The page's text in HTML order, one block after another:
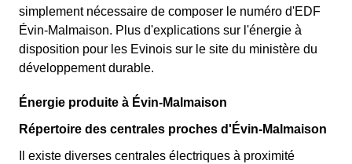
simplement nécessaire de composer le numéro d'EDF
Évin-Malmaison. Plus d'explications sur l'énergie à
disposition pour les Evinois sur le site du ministère du
développement durable.
Énergie produite à Évin-Malmaison
Répertoire des centrales proches d'Évin-Malmaison
Il existe diverses centrales électriques à proximité